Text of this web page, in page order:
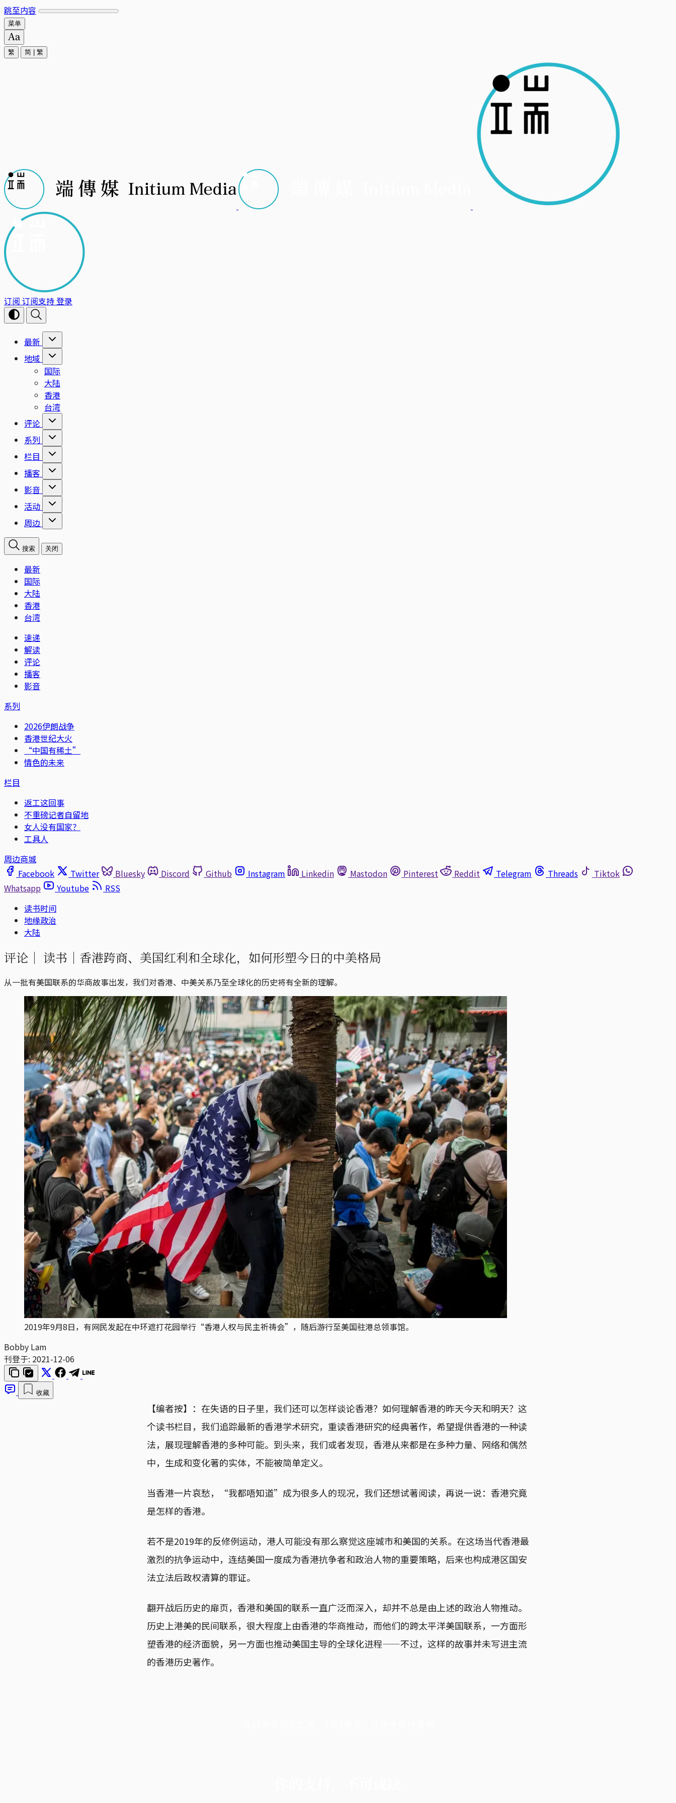
跳至内容
菜单
繁 简 繁
订阅 订阅支持登录
最新
地域
国际
大陆
香港
台湾
评论
系列
栏目
播客
影音
活动
周边
搜索 关闭
最新
国际
大陆
香港
台湾
速递
解读
评论
播客
影音
系列
2026伊朗战争
香港世纪大火
“中国有稀土”
情色的未来
栏目
返工这回事
不重磅记者自留地
女人没有国家？
工具人
周边商城
Facebook
Twitter Bluesky Discord Github Instagram Linkedin Mastodon Pinterest Reddit Telegram Threads
Tiktok
Whatsapp
Youtube
RSS
读书时间
地缘政治
大陆
评论｜ 读书｜香港跨商、美国红利和全球化，如何形塑今日的中美格局
从一批有美国联系的华商故事出发，我们对香港、中美关系乃至全球化的历史将有全新的理解。
2019年9月8日，有网民发起在中环遮打花园举行“香港人权与民主祈祷会”，随后游行至美国驻港总领事馆。
Bobby Lam
刊登于: 2021-12-06
收藏
【编者按】：在失语的日子里，我们还可以怎样谈论香港？如何理解香港的昨天今天和明天？这
个读书栏目，我们追踪最新的香港学术研究，重读香港研究的经典著作，希望提供香港的一种读
法，展现理解香港的多种可能。到头来，我们或者发现，香港从来都是在多种力量、网络和偶然
中，生成和变化著的实体，不能被简单定义。
当香港一片哀愁，“我都唔知道”成为很多人的现况，我们还想试著阅读，再说一说：香港究竟
是怎样的香港。
若不是2019年的反修例运动，港人可能没有那么察觉这座城市和美国的关系。在这场当代香港最
激烈的抗争运动中，连结美国一度成为香港抗争者和政治人物的重要策略，后来也构成港区国安
法立法后政权清算的罪证。
翻开战后历史的扉页，香港和美国的联系一直广泛而深入，却并不总是由上述的政治人物推动。
历史上港美的民间联系，很大程度上由香港的华商推动，而他们的跨太平洋美国联系，一方面形
塑香港的经济面貌，另一方面也推动美国主导的全球化进程——不过，这样的故事并未写进主流
的香港历史著作。